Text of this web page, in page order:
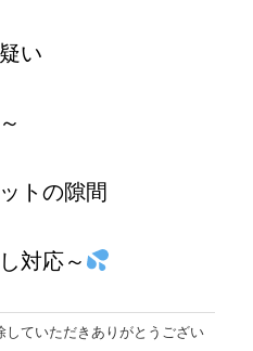
い
トの隙間
対応～
していただきありがとうござい